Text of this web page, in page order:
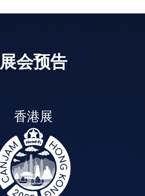
展会预告
香港展